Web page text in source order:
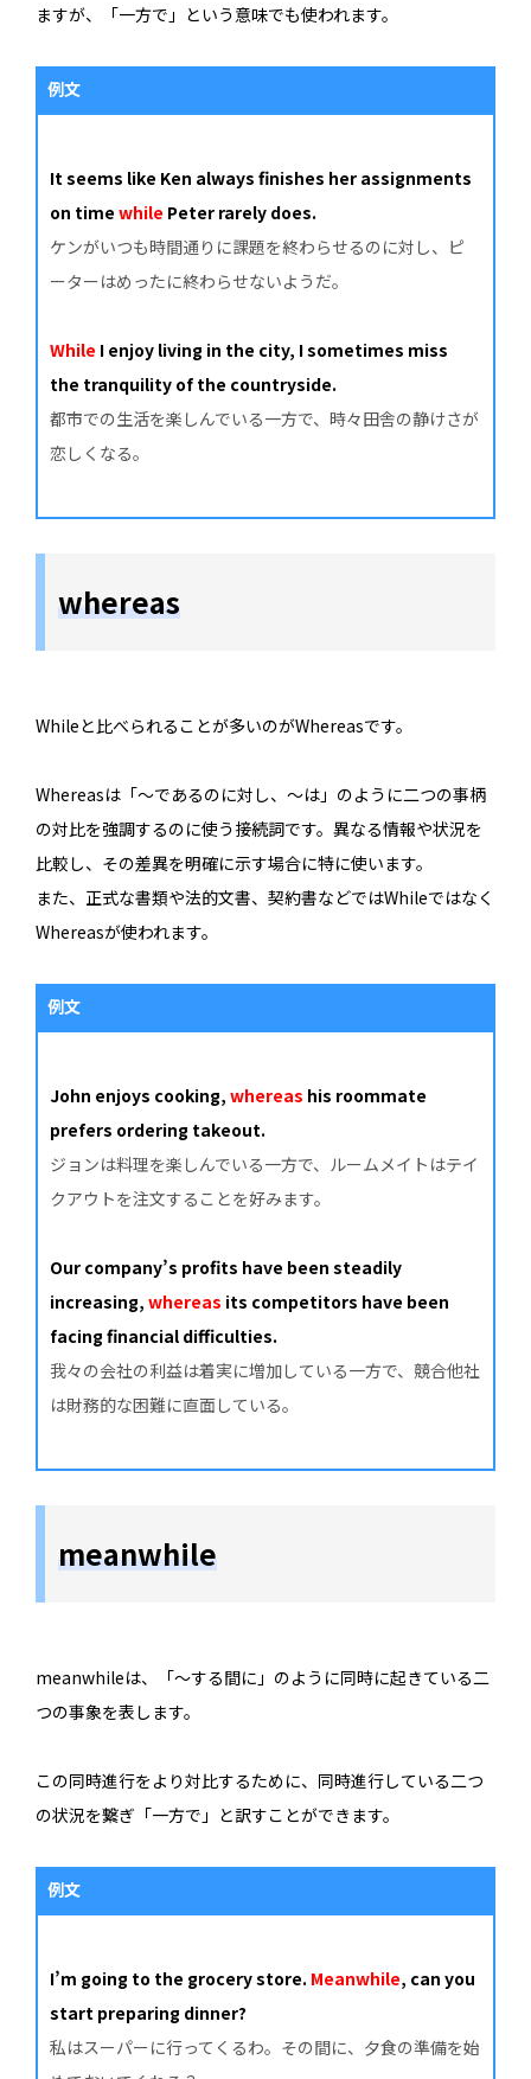
ますが、「一方で」という意味でも使われます。
例文
It seems like Ken always finishes her assignments
on timewhile Peter rarely does.
ケンがいつも時間通りに課題を終わらせるのに対し、ピ
ーターはめったに終わらせないようだ。
While I enjoy living in the city, I sometimes miss
the tranquility of the countryside.
都市での生活を楽しんでいる一方で、時々田舎の静けさが
恋しくなる。
whereas
Whileと比べられることが多いのがWhereasです。
Whereasは「～であるのに対し、～は」のように二つの事柄
の対比を強調するのに使う接続詞です。異なる情報や状況を
比較し、その差異を明確に示す場合に特に使います。
また、正式な書類や法的文書、契約書などではWhileではなく
Whereasが使われます。
例文
John enjoys cooking,whereas his roommate
prefers ordering takeout.
ジョンは料理を楽しんでいる一方で、ルームメイトはテイ
クアウトを注文することを好みます。
Our company’s profits have been steadily
increasing,whereas its competitors have been
facing financial difficulties.
我々の会社の利益は着実に増加している一方で、競合他社
は財務的な困難に直面している。
meanwhile
meanwhileは、「～する間に」のように同時に起きている二
つの事象を表します。
この同時進行をより対比するために、同時進行している二つ
の状況を繋ぎ「一方で」と訳すことができます。
例文
I’m going to the grocery store. Meanwhile, can you
start preparing dinner?
私はスーパーに行ってくるわ。その間に、夕食の準備を始